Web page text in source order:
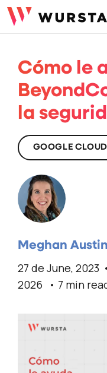
Cómo le
la
GOOGLE CLOUD
Meghan Austin
27 de June, 2023
2026
7 min